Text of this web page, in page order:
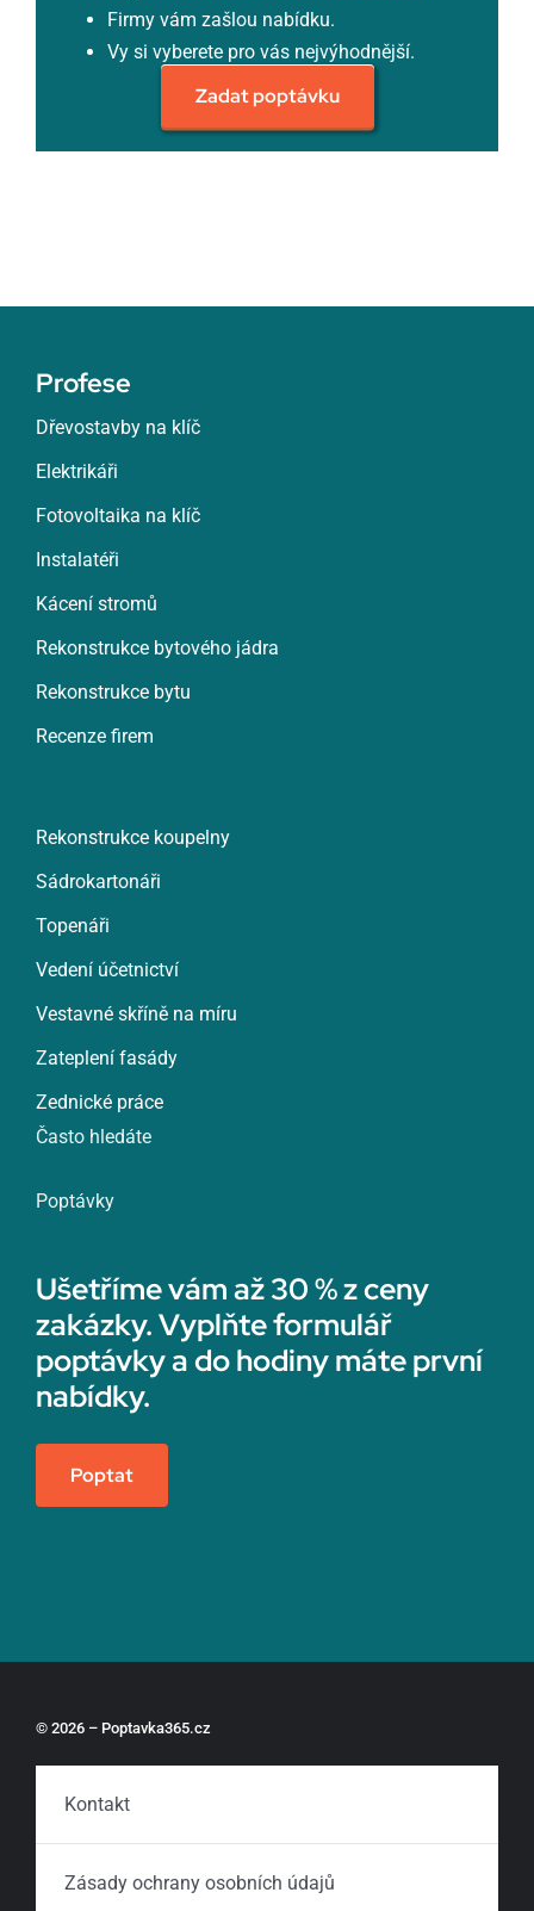
Firmy vám zašlou nabídku.
Vy si vyberete pro vás nejvýhodnější.
Zadat poptávku
Profese
Dřevostavby na klíč
Elektrikáři
Fotovoltaika na klíč
Instalatéři
Kácení stromů
Rekonstrukce bytového jádra
Rekonstrukce bytu
Recenze firem
Rekonstrukce koupelny
Sádrokartonáři
Topenáři
Vedení účetnictví
Vestavné skříně na míru
Zateplení fasády
Zednické práce
Často hledáte
Poptávky
Ušetříme vám až 30 % z ceny
zakázky. Vyplňte formulář
poptávky a do hodiny máte první
nabídky.
Poptat
© 2026 – Poptavka365.cz
Kontakt
Zásady ochrany osobních údajů